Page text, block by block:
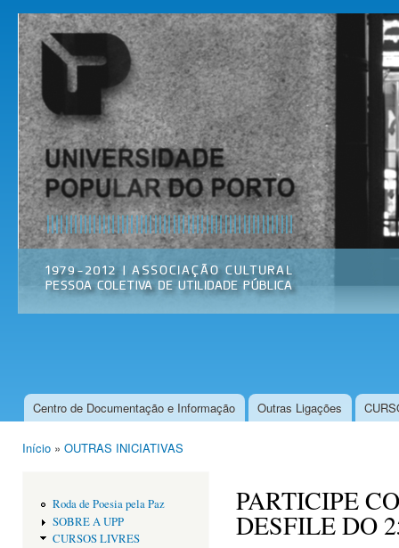
Universidade
Popular do
Porto
Associação
Cultural
Menu principal
Centro de Documentação e Informação Outras Ligações
Início » OUTRAS INICIATIVAS
Roda de Poesia pela Paz
SOBRE A UPP
CURSOS LIVRES
PARTICIPE
DESFILE DO